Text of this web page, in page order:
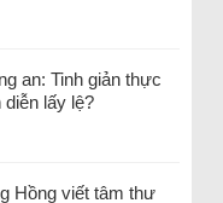
an: Tinh giản thực
lấy lệ?
Hồng viết tâm thư